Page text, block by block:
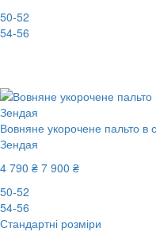
50-52
54-56
Вовняне укорочене пальто в
Зендая
4 790 ₴ 7 900 ₴
50-52
54-56
Стандартні розміри